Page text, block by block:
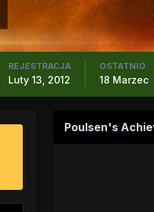
REJESTRACJA
Luty 13, 2012
OSTATNIO
18 Marzec
Poulsen's